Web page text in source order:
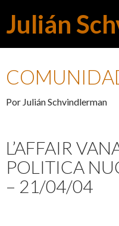
Buscar
Por Julián Schvindlerman
L’AFFAIR
POLITICA
– 21/04/04